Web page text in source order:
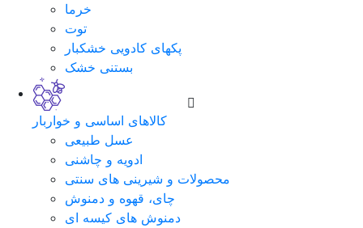
خرما
توت
پکهای کادویی خشکبار
بستنی خشک
کالاهای اساسی و خواربار
عسل طبیعی
ادویه و چاشنی
محصولات و شیرینی های سنتی
چای، قهوه و دمنوش
دمنوش های کیسه ای